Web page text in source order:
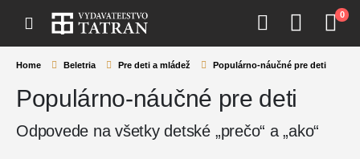
0
Home Beletria Pre deti a mládež Populárno-náučné pre deti
Populárno-náučné pre deti
Odpovede na všetky detské „prečo“ a „ako“